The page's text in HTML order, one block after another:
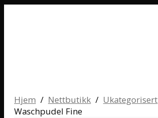
Hjem / Nettbutikk / Ukategorisert
Waschpudel Fine